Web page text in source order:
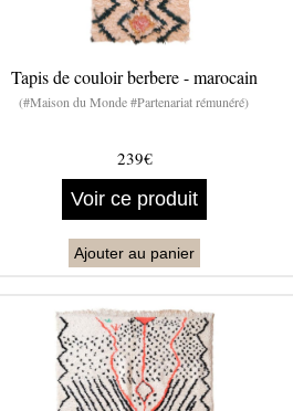
Tapis de couloir berbere - marocain
(#Maison du Monde #Partenariat rémunéré)
239€
Voir ce produit
Ajouter au panier